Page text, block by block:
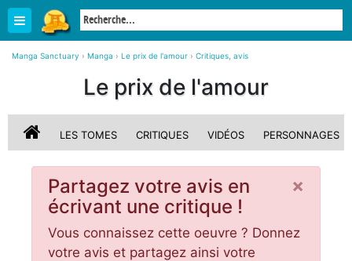
Manga Sanctuary › Manga › Le prix de l'amour › Critiques, avis
Le prix de l'amour
LES TOMES CRITIQUES VIDÉOS PERSONNAGES
×
Partagez votre avis en
écrivant une critique !
Vous connaissez cette oeuvre ? Donnez
votre avis et partagez ainsi votre